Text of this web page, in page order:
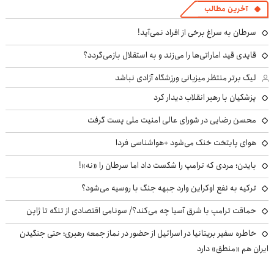
آخرین مطالب
سرطان به سراغ برخی از افراد نمی‌آید!
قایدی قید اماراتی‌ها را می‌زند و به استقلال بازمی‌گردد؟
لیگ برتر منتظر میزبانی ورزشگاه آزادی نباشد
پزشکیان با رهبر انقلاب دیدار کرد
محسن رضایی در شورای عالی امنیت ملی پست گرفت
هوای پایتخت خنک می‌شود +هواشناسی فردا
بایدن؛ مردی که ترامپ را شکست داد اما سرطان را «نه»!
ترکیه به نفع اوکراین وارد جبهه جنگ با روسیه می‌شود؟
حماقت ترامپ با شرق آسیا چه می‌کند؟/ سونامی اقتصادی از تنگه تا ژاپن
خاطره سفیر بریتانیا در اسرائیل از حضور در نماز جمعه رهبری؛ حتی جنگیدن
ایران هم «منطق» دارد